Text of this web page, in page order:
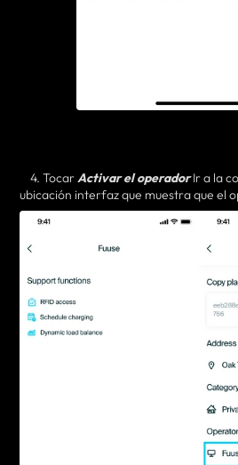
4. Tocar Activar el operador Ir a la
ubicación interfazque muestra que el